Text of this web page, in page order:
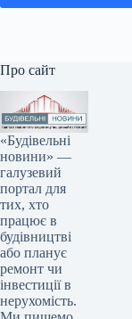
Про сайт
«Будівельні
новини» —
галузевий
портал для
тих, хто
працює в
будівництві
або планує
ремонт чи
інвестиції в
нерухомість.